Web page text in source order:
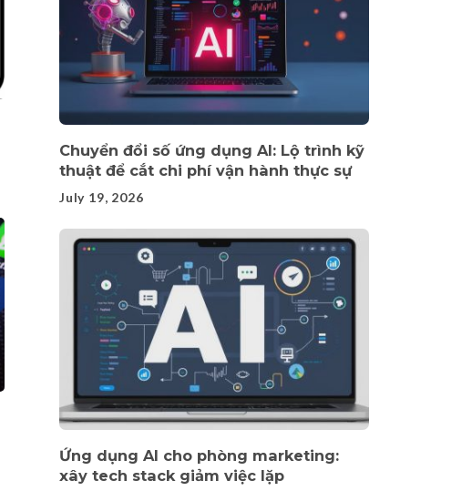
Chuyển đổi số ứng dụng AI: Lộ trình kỹ
thuật để cắt chi phí vận hành thực sự
July 19, 2026
Ứng dụng AI cho phòng marketing:
xây tech stack giảm việc lặp